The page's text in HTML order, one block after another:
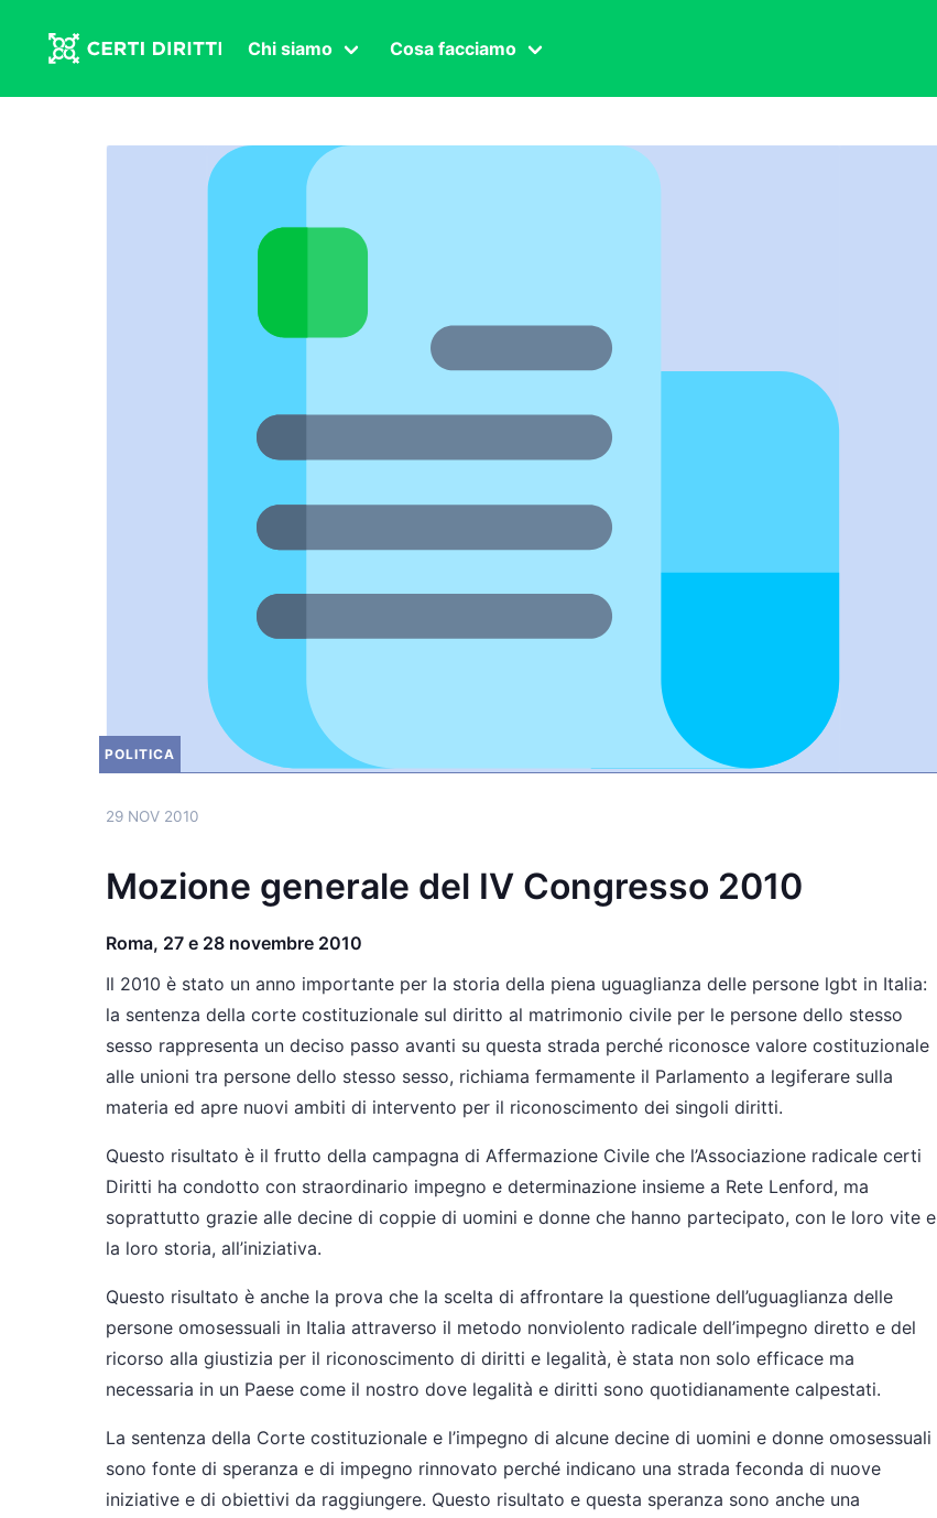
Chi siamo
Organi in carica
Cosa facciamo
Transnazionale
Politica
POLITICA
29 NOV 2010
Mozione generale del IV Congresso 2010
Roma, 27 e 28 novembre 2010
Il 2010 è stato un anno importante per la storia della piena uguaglianza delle persone lgbt in Italia:
la sentenza della corte costituzionale sul diritto al matrimonio civile per le persone dello stesso
sesso rappresenta un deciso passo avanti su questa strada perché riconosce valore costituzionale
alle unioni tra persone dello stesso sesso, richiama fermamente il Parlamento a legiferare sulla
materia ed apre nuovi ambiti di intervento per il riconoscimento dei singoli diritti.
Questo risultato è il frutto della campagna di Affermazione Civile che l’Associazione radicale certi
Diritti ha condotto con straordinario impegno e determinazione insieme a Rete Lenford, ma
soprattutto grazie alle decine di coppie di uomini e donne che hanno partecipato, con le loro vite e
la loro storia, all’iniziativa.
Questo risultato è anche la prova che la scelta di affrontare la questione dell’uguaglianza delle
persone omosessuali in Italia attraverso il metodo nonviolento radicale dell’impegno diretto e del
ricorso alla giustizia per il riconoscimento di diritti e legalità, è stata non solo efficace ma
necessaria in un Paese come il nostro dove legalità e diritti sono quotidianamente calpestati.
La sentenza della Corte costituzionale e l’impegno di alcune decine di uomini e donne omosessuali
sono fonte di speranza e di impegno rinnovato perché indicano una strada feconda di nuove
iniziative e di obiettivi da raggiungere. Questo risultato e questa speranza sono anche una